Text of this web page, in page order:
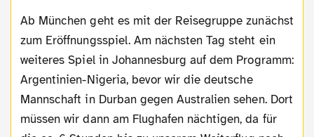
Ab München geht es mit der Reisegruppe zunächst
zum Eröffnungsspiel. Am nächsten Tag steht ein
weiteres Spiel in Johannesburg auf dem Programm:
Argentinien-Nigeria, bevor wir die deutsche
Mannschaft in Durban gegen Australien sehen. Dort
müssen wir dann am Flughafen nächtigen, da für